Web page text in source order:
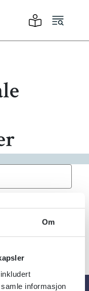
Om
informasjon